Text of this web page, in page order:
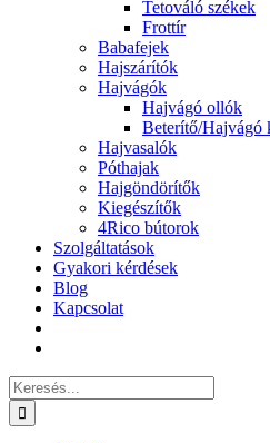
Tetováló székek
Frottír
Babafejek
Hajszárítók
Hajvágók
Hajvágó ollók
Beterítő/Hajvágó
Hajvasalók
Póthajak
Hajgöndörítők
Kiegészítők
4Rico bútorok
Szolgáltatások
Gyakori kérdések
Blog
Kapcsolat
Keresés...